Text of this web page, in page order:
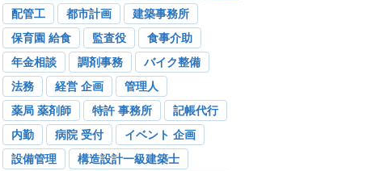
配管工
都市計画
建築事務所
保育園 給食
監査役
食事介助
年金相談
調剤事務
バイク整備
法務
経営 企画
管理人
薬局 薬剤師
特許 事務所
記帳代行
内勤
病院 受付
イベント 企画
設備管理
構造設計一級建築士